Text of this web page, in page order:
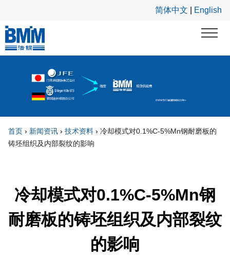
简体中文 English
你在这里
首页 › 新闻资讯 › 技术资料 › 冷却模式对0.1%C-5%Mn钢耐磨板的
铸坯组织及内部裂纹的影响
冷却模式对0.1%C-5%Mn钢
耐磨板的铸坯组织及内部裂纹
的影响